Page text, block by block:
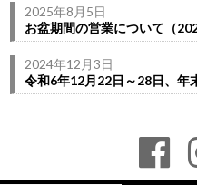
2025年8月5日
お盆期間の営業について（
2024年12月3日
令和6年12月22日～28日、年